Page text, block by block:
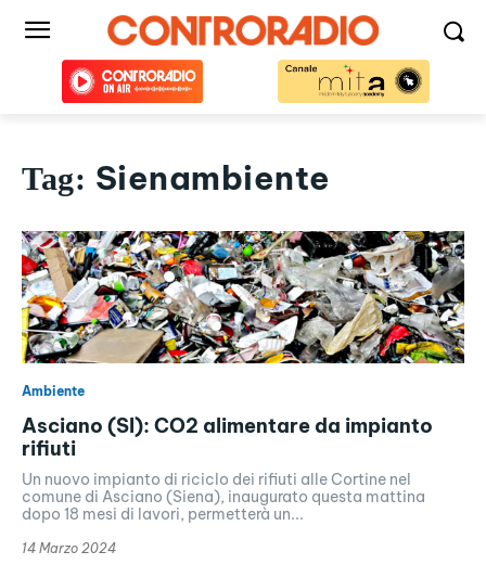
Tag: Sienambiente
Ambiente
Asciano (SI): CO2 alimentare da impianto
rifiuti
Un nuovo impianto di riciclo dei rifiuti alle Cortine nel
comune di Asciano (Siena), inaugurato questa mattina
dopo 18 mesi di lavori, permetterà un...
14 Marzo 2024